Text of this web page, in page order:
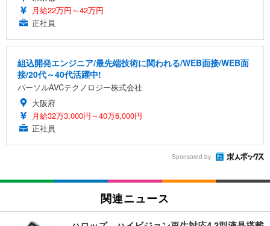
月給22万円～42万円
正社員
組込開発エンジニア/最先端技術に関われる/WEB面接/WEB面
接/20代～40代活躍中!
パーソルAVCテクノロジー株式会社
大阪府
月給32万3,000円～40万6,000円
正社員
Sponsored by
関連ニュース